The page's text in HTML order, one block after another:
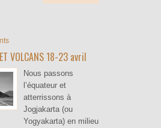
VOLCANS 18-23 avril
Nous passons
l’équateur et
atterrissons à
Jogjakarta (ou
Yogyakarta) en milieu